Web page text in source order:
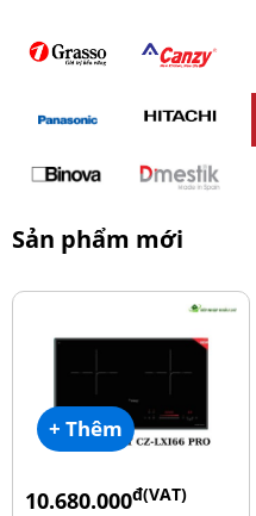
Sản phẩm mới
+ Thêm
10.680.000đ(VAT)